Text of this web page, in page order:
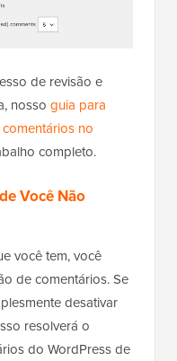
de revisão e
nosso guia para
no
completo.
Você Não
você tem, você
de comentários. Se
desativar
resolverá o
do WordPress de